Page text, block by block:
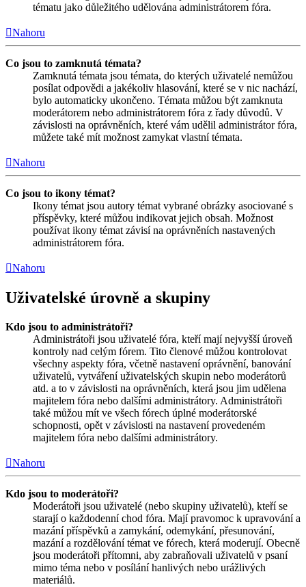
tématu jako důležitého udělována administrátorem fóra.
Nahoru
Co jsou to zamknutá témata?
Zamknutá témata jsou témata, do kterých uživatelé nemůžou
posílat odpovědi a jakékoliv hlasování, které se v nic nachází,
bylo automaticky ukončeno. Témata můžou být zamknuta
moderátorem nebo administrátorem fóra z řady důvodů. V
závislosti na oprávněních, které vám udělil administrátor fóra,
můžete také mít možnost zamykat vlastní témata.
Nahoru
Co jsou to ikony témat?
Ikony témat jsou autory témat vybrané obrázky asociované s
příspěvky, které můžou indikovat jejich obsah. Možnost
používat ikony témat závisí na oprávněních nastavených
administrátorem fóra.
Nahoru
Uživatelské úrovně a skupiny
Kdo jsou to administrátoři?
Administrátoři jsou uživatelé fóra, kteří mají nejvyšší úroveň
kontroly nad celým fórem. Tito členové můžou kontrolovat
všechny aspekty fóra, včetně nastavení oprávnění, banování
uživatelů, vytváření uživatelských skupin nebo moderátorů
atd. a to v závislosti na oprávněních, která jsou jim udělena
majitelem fóra nebo dalšími administrátory. Administrátoři
také můžou mít ve všech fórech úplné moderátorské
schopnosti, opět v závislosti na nastavení provedeném
majitelem fóra nebo dalšími administrátory.
Nahoru
Kdo jsou to moderátoři?
Moderátoři jsou uživatelé (nebo skupiny uživatelů), kteří se
starají o každodenní chod fóra. Mají pravomoc k upravování a
mazání příspěvků a zamykání, odemykání, přesunování,
mazání a rozdělování témat ve fórech, která moderují. Obecně
jsou moderátoři přítomni, aby zabraňovali uživatelů v psaní
mimo téma nebo v posílání hanlivých nebo urážlivých
materiálů.